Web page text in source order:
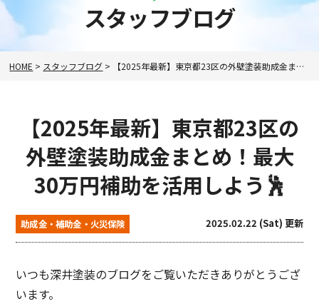
スタッフブログ
HOME > スタッフブログ > 【2025年最新】東京都23区の外壁塗装助成金まとめ！最大30万円補助を活用しよう🕺
【2025年最新】東京都23区の
外壁塗装助成金まとめ！最大
30万円補助を活用しよう🕺
助成金・補助金・火災保険 2025.02.22 (Sat) 更新
いつも深井塗装のブログをご覧いただきありがとうござ
います。